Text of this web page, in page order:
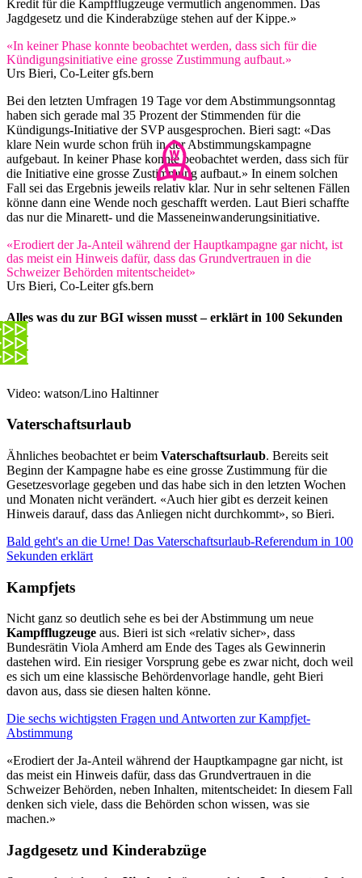
Kredit für die Kampfflugzeuge vermutlich angenommen. Das
Jagdgesetz und die Kinderabzüge stehen auf der Kippe.»
«In keiner Phase konnte beobachtet werden, dass sich für die
Kündigungsinitiative eine grosse Zustimmung aufbaut.»
Urs Bieri, Co-Leiter gfs.bern
Bei den letzten Umfragen 19 Tage vor dem Abstimmungsonntag
haben sich gerade mal 35 Prozent der Stimmenden für die
Kündigungs-Initiative der SVP ausgesprochen. Bieri sagt: «Das
klare Nein wurde schon früh in der Abstimmungskampagne
aufgebaut. In keiner Phase konnte beobachtet werden, dass sich für
die Initiative eine grosse Zustimmung aufbaut.» In einem solchen
Fall sei das Ergebnis jeweils relativ klar. Nur in sehr seltenen Fällen
könne dann eine Wende noch geschafft werden. Laut Bieri schaffte
das nur die Minarett- und die Masseneinwanderungsinitiative.
«Erodiert der Ja-Anteil während der Hauptkampagne gar nicht, ist
das meist ein Hinweis dafür, dass das Grundvertrauen in die
Schweizer Behörden mitentscheidet»
Urs Bieri, Co-Leiter gfs.bern
Alles was du zur BGI wissen musst – erklärt in 100 Sekunden
Video: watson/Lino Haltinner
Vaterschaftsurlaub
Ähnliches beobachtet er beim Vaterschaftsurlaub. Bereits seit
Beginn der Kampagne habe es eine grosse Zustimmung für die
Gesetzesvorlage gegeben und das habe sich in den letzten Wochen
und Monaten nicht verändert. «Auch hier gibt es derzeit keinen
Hinweis darauf, dass das Anliegen nicht durchkommt», so Bieri.
Bald geht's an die Urne! Das Vaterschaftsurlaub-Referendum in 100
Sekunden erklärt
Kampfjets
Nicht ganz so deutlich sehe es bei der Abstimmung um neue
Kampfflugzeuge aus. Bieri ist sich «relativ sicher», dass
Bundesrätin Viola Amherd am Ende des Tages als Gewinnerin
dastehen wird. Ein riesiger Vorsprung gebe es zwar nicht, doch weil
es sich um eine klassische Behördenvorlage handle, geht Bieri
davon aus, dass sie diesen halten könne.
Die sechs wichtigsten Fragen und Antworten zur Kampfjet-
Abstimmung
«Erodiert der Ja-Anteil während der Hauptkampagne gar nicht, ist
das meist ein Hinweis dafür, dass das Grundvertrauen in die
Schweizer Behörden, neben Inhalten, mitentscheidet: In diesem Fall
denken sich viele, dass die Behörden schon wissen, was sie
machen.»
Jagdgesetz und Kinderabzüge